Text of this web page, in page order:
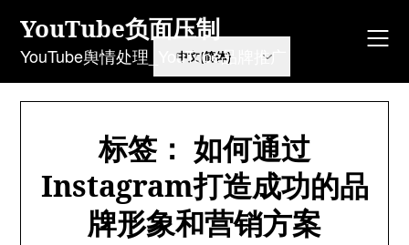
content
YouTube负面压制
YouTube舆情处理_YouTube品牌推广
标签： 如何通过
Instagram打造成功的品
牌形象和营销方案